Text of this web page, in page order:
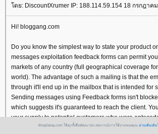
ดย: DiscountXrumer IP: 188.114.59.154 18 กรกฎาค
Hi! bloggang.com
Do you know the simplest way to state your product
messages exploitation feedback forms can permit
markets of any country (full geographical coverage
world). The advantage of such a mailing is that the
through it'll end up in the mailbox that is intended for
Sending messages using Feedback forms isn't
which suggests it's guaranteed to reach the client.
your supply to potential customers who were
due to email filters.BlogGang.com ใช้คุกกี้เพื่อพัฒนาประสบการณ์การใช้งานของคุณ อ่านเพิ่มเติ